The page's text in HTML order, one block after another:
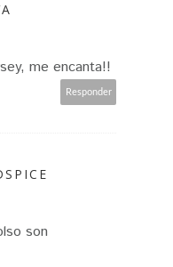
me encanta!!
Responder
son